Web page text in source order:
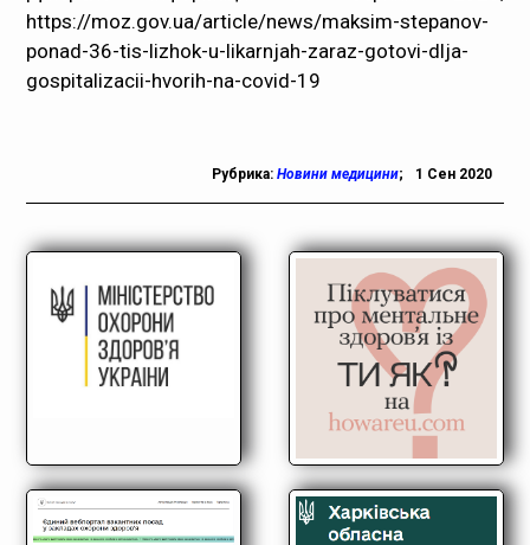
https://moz.gov.ua/article/news/maksim-stepanov-
ponad-36-tis-lizhok-u-likarnjah-zaraz-gotovi-dlja-
gospitalizacii-hvorih-na-covid-19
Рубрика: Новини медицини; 1 Сен 2020